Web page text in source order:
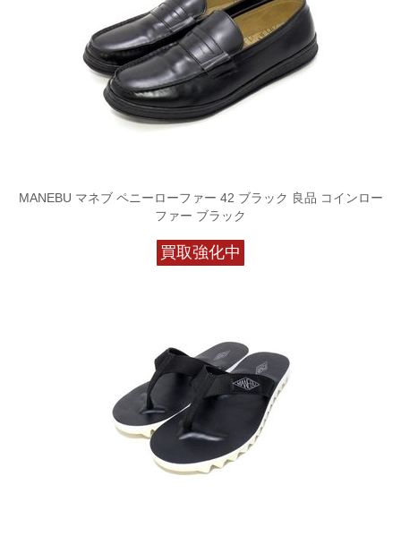
MANEBU マネブ ペニーローファー 42 ブラック 良品 コインロー
ファー ブラック
買取強化中